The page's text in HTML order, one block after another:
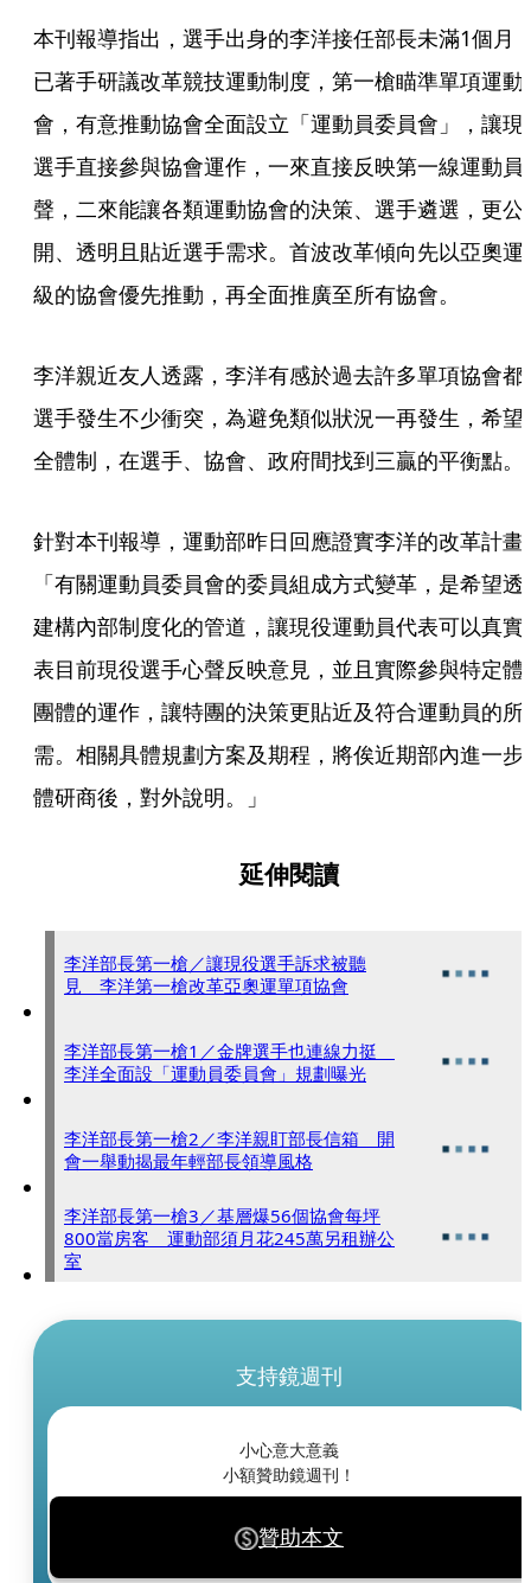
本刊報導指出，選手出身的李洋接任部長未滿1個月
已著手研議改革競技運動制度，第一槍瞄準單項運動
會，有意推動協會全面設立「運動員委員會」，讓現
選手直接參與協會運作，一來直接反映第一線運動員
聲，二來能讓各類運動協會的決策、選手遴選，更公
開、透明且貼近選手需求。首波改革傾向先以亞奧運
級的協會優先推動，再全面推廣至所有協會。
李洋親近友人透露，李洋有感於過去許多單項協會都
選手發生不少衝突，為避免類似狀況一再發生，希望
全體制，在選手、協會、政府間找到三贏的平衡點。
針對本刊報導，運動部昨日回應證實李洋的改革計畫
「有關運動員委員會的委員組成方式變革，是希望透
建構內部制度化的管道，讓現役運動員代表可以真實
表目前現役選手心聲反映意見，並且實際參與特定體
團體的運作，讓特團的決策更貼近及符合運動員的所
需。相關具體規劃方案及期程，將俟近期部內進一步
體研商後，對外說明。」
延伸閱讀
李洋部長第一槍／讓現役選手訴求被聽
見 李洋第一槍改革亞奧運單項協會
李洋部長第一槍1／金牌選手也連線力挺
李洋全面設「運動員委員會」規劃曝光
李洋部長第一槍2／李洋親盯部長信箱 開
會一舉動揭最年輕部長領導風格
李洋部長第一槍3／基層爆56個協會每坪
800當房客 運動部須月花245萬另租辦公
室
支持鏡週刊
小心意大意義
小額贊助鏡週刊！
贊助本文